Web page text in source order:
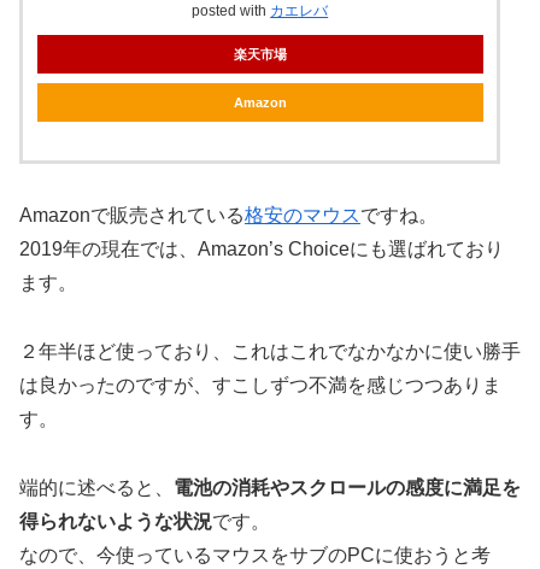
posted with カエレバ
楽天市場
Amazon
Amazonで販売されている格安のマウスですね。
2019年の現在では、Amazon’s Choiceにも選ばれており
ます。
２年半ほど使っており、これはこれでなかなかに使い勝手
は良かったのですが、すこしずつ不満を感じつつありま
す。
端的に述べると、 電池の消耗やスクロールの感度に満足を
得られないような状況です。
なので、今使っているマウスをサブのPCに使おうと考